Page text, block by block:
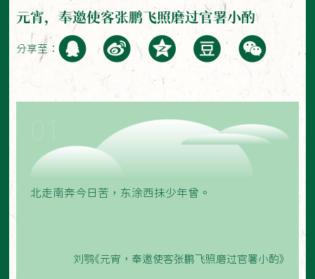
元宵，奉邀使客张鹏飞照磨过官署小酌
分享至：
北走南奔今日苦，东涂西抺少年曾。
刘鹗《元宵，奉邀使客张鹏飞照磨过官署小酌》